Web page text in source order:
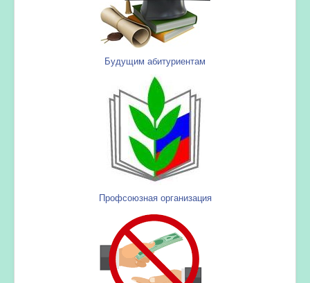
Будущим абитуриентам
Профсоюзная организация